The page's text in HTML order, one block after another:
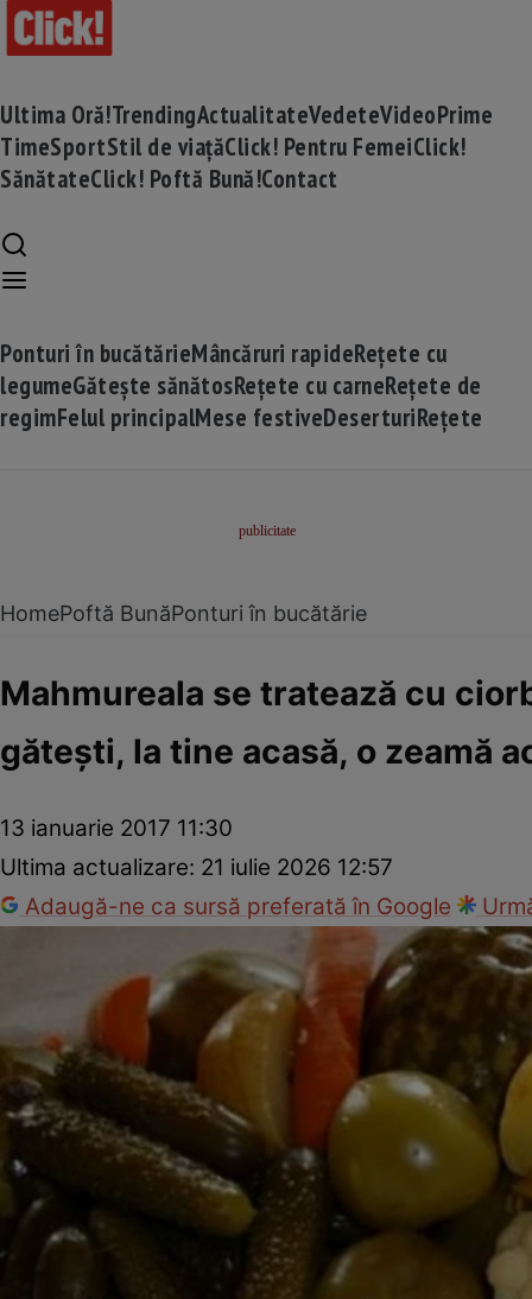
Ultima Oră!TrendingActualitateVedeteVideoPrime
TimeSportStil de viațăClick! Pentru FemeiClick!
SănătateClick! Poftă Bună!Contact
Ponturi în bucătărieMâncăruri rapideRețete cu
legumeGătește sănătosRețete cu carneRețete de
regimFelul principalMese festiveDeserturiRețete
HomePoftă BunăPonturi în bucătărie
Mahmureala se tratează cu
găteşti, la tine acasă, o zeamă
13 ianuarie 2017 11:30
Ultima actualizare: 21 iulie 2026 12:57
Adaugă-ne ca sursă preferată în Google